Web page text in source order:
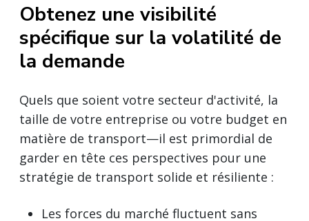
Obtenez une visibilité
spécifique sur la volatilité de
la demande
Quels que soient votre secteur d'activité, la
taille de votre entreprise ou votre budget en
matière de transport—il est primordial de
garder en tête ces perspectives pour une
stratégie de transport solide et résiliente :
Les forces du marché fluctuent sans